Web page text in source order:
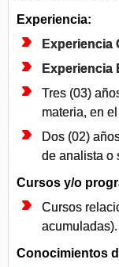
Experiencia:
Experiencia
Experiencia
Tres (03)
materia, en
Dos (02)
de analista o
Cursos y/o
Cursos
acumuladas).
Conocimientos